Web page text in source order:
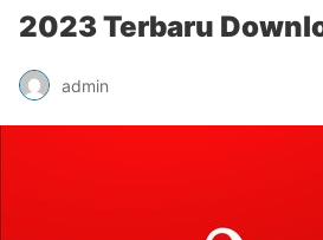
2023 Terbaru
admin